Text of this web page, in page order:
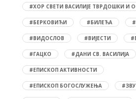
#ХОР СВЕТИ ВАСИЛИЈЕ ТВРДОШКИ И
#БЕРКОВИЋИ #БИЛЕЋА
#ВИДОСЛОВ #ВИЈЕСТИ
#ГАЦКО #ДАНИ СВ. ВАСИЛИЈА
#ЕПИСКОП АКТИВНОСТИ
#ЕПИСКОП БОГОСЛУЖЕЊА